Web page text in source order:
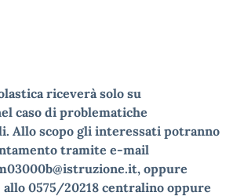
riceverà solo su
caso di problematiche
Allo scopo gli interessati potranno
tramite e-mail
oppure
0575/20218 centralino oppure